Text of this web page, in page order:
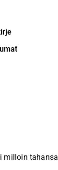
milloin tahansa